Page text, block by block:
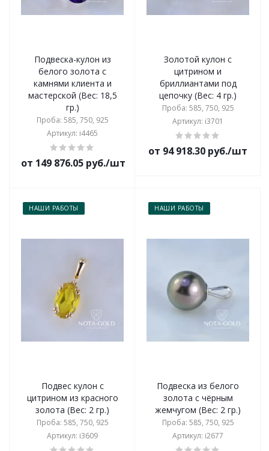
Подвеска-кулон из
белого золота с
камнями клиента и
мастерской (Вес: 18,5
гр.)
Проба: 585, 750, 925
Артикул: i4465
от 149 876.05 руб./шт
Золотой кулон с
цитрином и
бриллиантами под
цепочку (Вес: 4 гр.)
Проба: 585, 750, 925
Артикул: i3701
от 94 918.30 руб./шт
НАШИ РАБОТЫ
Подвес кулон с
цитрином из красного
золота (Вес: 2 гр.)
Проба: 585, 750, 925
Артикул: i3609
НАШИ РАБОТЫ
Подвеска из белого
золота с чёрным
жемчугом (Вес: 2 гр.)
Проба: 585, 750, 925
Артикул: i2677